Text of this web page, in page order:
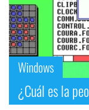
Sorteos
Foros
Contacto
/
Windows
¿Cuál es la